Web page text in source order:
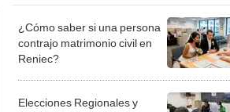
¿Cómo saber si una persona
contrajo matrimonio civil en
Reniec?
Elecciones Regionales y